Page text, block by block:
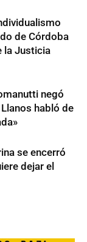
de Córdoba
la Justicia
negó
habló de
se encerró
dejar el